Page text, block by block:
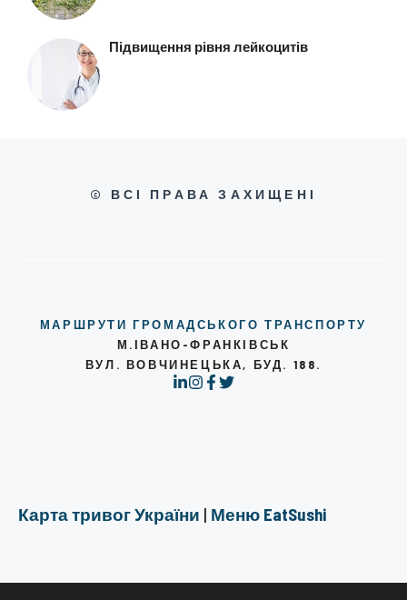
Підвищення рівня лейкоцитів
© ВСІ ПРАВА ЗАХИЩЕНІ
МАРШРУТИ ГРОМАДСЬКОГО ТРАНСПОРТУ
М.ІВАНО-ФРАНКІВСЬК
ВУЛ. ВОВЧИНЕЦЬКА, БУД. 188.
Карта тривог України | Меню EatSushi